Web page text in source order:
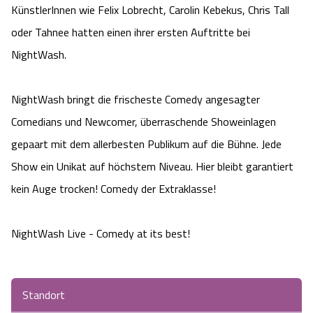
Camping
Urlaub mit Hund
Anreise
Reiten
Regionale Küche
Tiere
Wildpark Lüneburger Heide
Otter Zentrum
Wildpark Müden
Shopping Celle
Unterkünfte Celle
Veranstaltungen & Führungen Celle
KünstlerInnen wie Felix Lobrecht, Carolin Kebekus, Chris Tall
oder Tahnee hatten einen ihrer ersten Auftritte bei
NightWash.
NightWash bringt die frischeste Comedy angesagter
Comedians und Newcomer, überraschende Showeinlagen
gepaart mit dem allerbesten Publikum auf die Bühne. Jede
Show ein Unikat auf höchstem Niveau. Hier bleibt garantiert
kein Auge trocken! Comedy der Extraklasse!
NightWash Live - Comedy at its best!
Standort